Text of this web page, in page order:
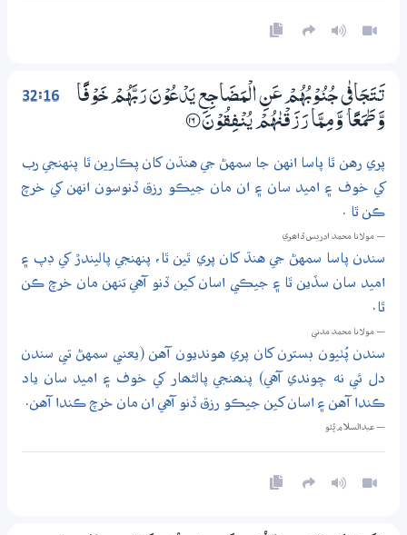
32:16
تَـتَجَافٰى جُنُوْبُهُمْ عَنِ الْمَضَاجِـعِ يَدْعُوْنَ رَبَّهُمْ خَوْفًا
وَّطَمَعًا ۡ وَّمِـمَّا رَزَقْنٰهُمْ يُنْفِقُوْنَ ؀16
پري رهن ٿا پاسا انهن جا سمهڻ جي هنڌن کان پڪارين ٿا پنهنجي رب
کي خوف ۽ اميد سان ۽ ان مان جيڪو رزق ڏنوسون انهن کي خرچ
ڪن ٿا .
— مولانا محمد ادريس ڏاھري
سندن پاسا سمهڻ جي هنڌ کان پري ٿين ٿا، پنهنجي پاليندڙ کي ڊپ ۽
اميد سان سڏين ٿا ۽ جيڪي اسان کين ڏنو آهي تنهن مان خرچ ڪن
ٿا.
— مولانا محمد مدني
سندن پُٺيون بسترن کان پري هونديون آهن (يعني سمهڻ تي سندن
دل ئي نه چوندي آهي) پنھنجي پالڻھار کي خوف ۽ اميد سان ياد
ڪندا آهن ۽ اسان کين جيڪو رزق ڏنو آهي ان مان خرچ ڪندا آهن.
— عبدالسلام ڀُٽو